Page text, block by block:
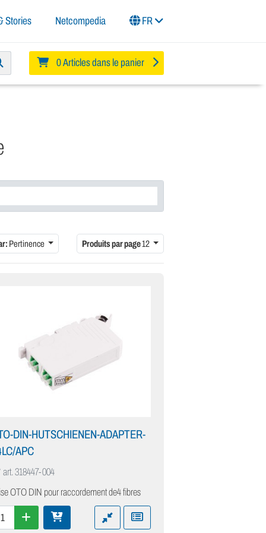
Stories Netcompedia FR
0 Articles dans le panier
Pertinence Produits par page12
DIN-HUTSCHIENEN-ADAPTER-
APC
art.318447-004
OTO DIN pour raccordement de4 fibres